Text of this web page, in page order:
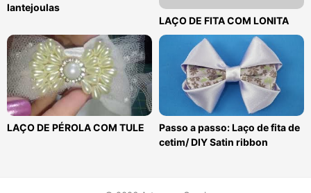
lantejoulas
LAÇO DE FITA COM LONITA
LAÇO DE PÉROLA COM TULE
Passo a passo: Laço de fita de
cetim/ DIY Satin ribbon